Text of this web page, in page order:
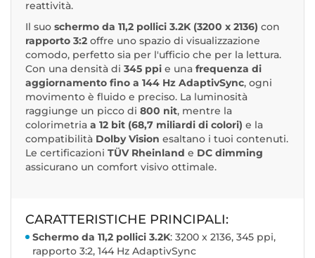
reattività.
Il suo schermo da 11,2 pollici 3.2K (3200 x 2136) con
rapporto 3:2 offre uno spazio di visualizzazione
comodo, perfetto sia per l'ufficio che per la lettura.
Con una densità di 345 ppi e una frequenza di
aggiornamento fino a 144 Hz AdaptivSync, ogni
movimento è fluido e preciso. La luminosità
raggiunge un picco di 800 nit, mentre la
colorimetria a 12 bit (68,7 miliardi di colori) e la
compatibilità Dolby Vision esaltano i tuoi contenuti.
Le certificazioni TÜV Rheinland e DC dimming
assicurano un comfort visivo ottimale.
CARATTERISTICHE PRINCIPALI:
Schermo da 11,2 pollici 3.2K: 3200 x 2136, 345 ppi,
rapporto 3:2, 144 Hz AdaptivSync